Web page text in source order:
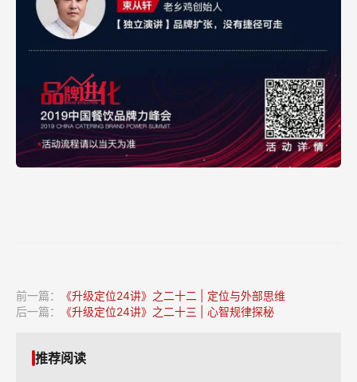
前一篇：
《升级定位24讲》之二十二 | 定位与外部思维
后一篇：
《升级定位24讲》之二十三 | 心智规律探秘
推荐阅读